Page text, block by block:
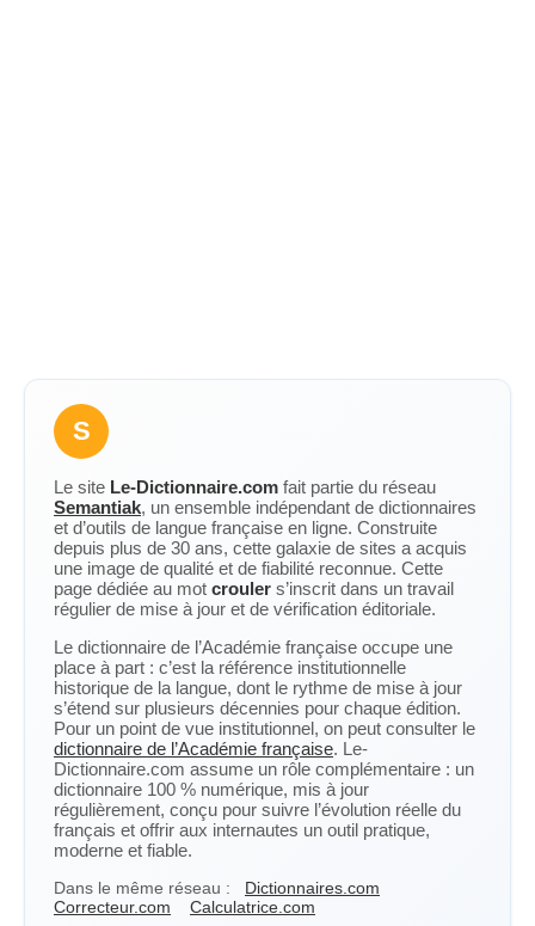
S
Le site Le-Dictionnaire.com fait partie du réseau
Semantiak, un ensemble indépendant de dictionnaires
et d’outils de langue française en ligne. Construite
depuis plus de 30 ans, cette galaxie de sites a acquis
une image de qualité et de fiabilité reconnue. Cette
page dédiée au mot crouler s’inscrit dans un travail
régulier de mise à jour et de vérification éditoriale.
Le dictionnaire de l’Académie française occupe une
place à part : c’est la référence institutionnelle
historique de la langue, dont le rythme de mise à jour
s’étend sur plusieurs décennies pour chaque édition.
Pour un point de vue institutionnel, on peut consulter le
dictionnaire de l’Académie française. Le-
Dictionnaire.com assume un rôle complémentaire : un
dictionnaire 100 % numérique, mis à jour
régulièrement, conçu pour suivre l’évolution réelle du
français et offrir aux internautes un outil pratique,
moderne et fiable.
Dans le même réseau :
Dictionnaires.com
Correcteur.com
Calculatrice.com